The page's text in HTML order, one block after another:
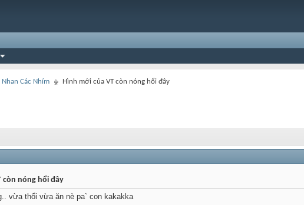
Nhan Các Nhím Hình mới của VT còn nóng hổi đây
còn nóng hổi đây
vừa thổi vừa ăn nè pa` con kakakka